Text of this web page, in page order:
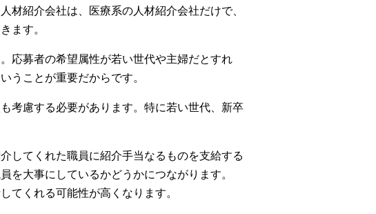
材紹介会社は、医療系の人材紹介会社だけで、
ます。
応募者の希望属性が若い世代や主婦だとすれ
うことが重要だからです。
考慮する必要があります。特に若い世代、新卒
してくれた職員に紹介手当なるものを支給する
を大事にしているかどうかにつながります。
てくれる可能性が高くなります。